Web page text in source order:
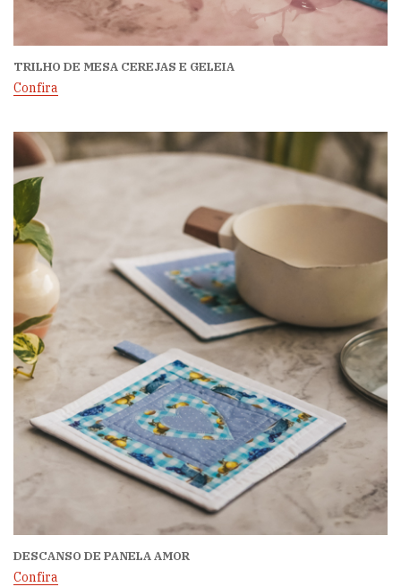
TRILHO DE MESA CEREJAS E GELEIA
Confira
DESCANSO DE PANELA AMOR
Confira